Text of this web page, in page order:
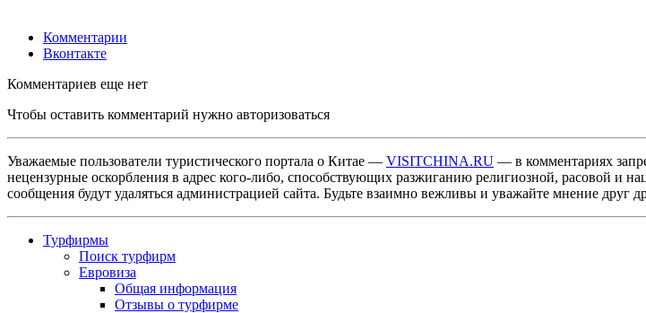
Комментарии
Вконтакте
Комментариев еще нет
Чтобы оставить комментарий нужно авторизоваться
Уважаемые пользователи туристического портала о Китае — VISITCHINA.RU — в комментариях
нецензурные оскорбления в адрес кого-либо, способствующих разжиганию религиозной, расовой и
сообщения будут удаляться администрацией сайта. Будьте взаимно вежливы и уважайте мнение друг
Турфирмы
Поиск турфирм
Евровиза
Общая информация
Отзывы о турфирме